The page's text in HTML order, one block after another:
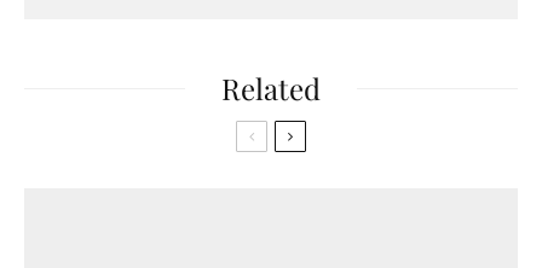
Related